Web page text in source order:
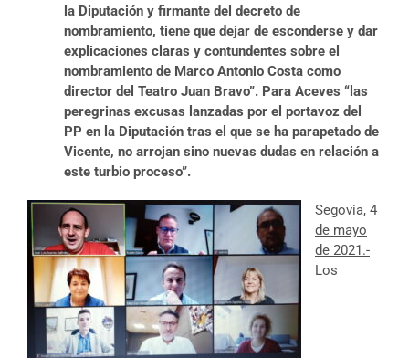
la Diputación y firmante del decreto de
nombramiento, tiene que dejar de esconderse y dar
explicaciones claras y contundentes sobre el
nombramiento de Marco Antonio Costa como
director del Teatro Juan Bravo”. Para Aceves “las
peregrinas excusas lanzadas por el portavoz del
PP en la Diputación tras el que se ha parapetado de
Vicente, no arrojan sino nuevas dudas en relación a
este turbio proceso”.
Segovia, 4
de mayo
de 2021.-
Los